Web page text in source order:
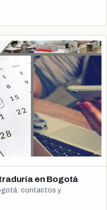
en Bogotá
contactos y